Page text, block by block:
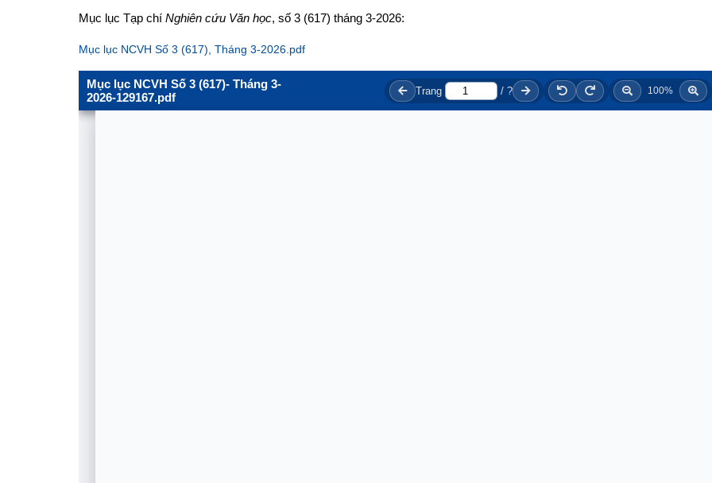
Mục lục Tạp chí Nghiên cứu Văn học, số 3 (617) tháng 3-2026:
Mục lục NCVH Số 3 (617), Tháng 3-2026.pdf